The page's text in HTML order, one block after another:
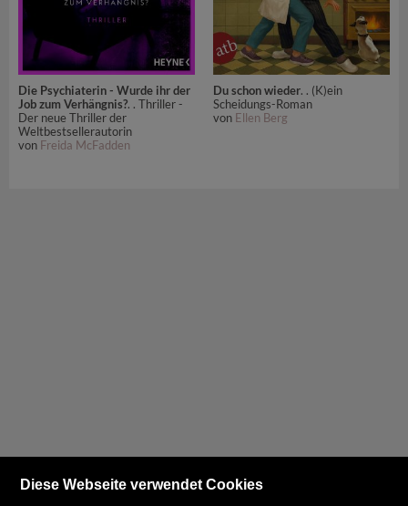
Die Psychiaterin - Wurde ihr der
Job zum Verhängnis?. . Thriller -
Der neue Thriller der
Weltbestsellerautorin
von Freida McFadden
Du schon wieder. . (K)ein
Scheidungs-Roman
von Ellen Berg
Diese Webseite verwendet Cookies